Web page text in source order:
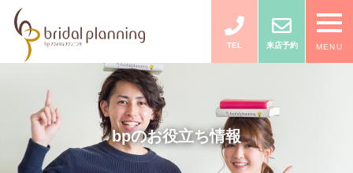
TEL 来店予約 MENU
bpのお役立ち情報